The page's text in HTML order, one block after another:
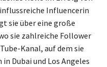
Influencerin
sie über eine große
sie zahlreiche Follower
Kanal, auf dem sie
Dubai und Los Angeles